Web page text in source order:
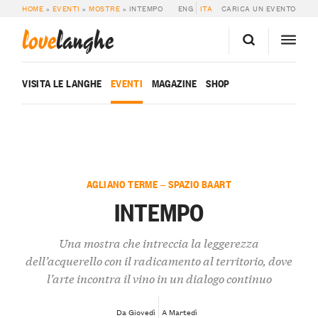
HOME » EVENTI »MOSTRE » INTEMPO ENG ITA CARICA UN EVENTO
lovelanghe
VISITA LE LANGHE EVENTI MAGAZINE SHOP
AGLIANO TERME — SPAZIO BAART
INTEMPO
Una mostra che intreccia la leggerezza
dell’acquerello con il radicamento al territorio, dove
l’arte incontra il vino in un dialogo continuo
Da Giovedì A Martedì